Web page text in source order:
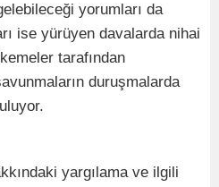
yorumları da
ise yürüyen davalarda nihai
tarafından
duruşmalarda
yargılama ve ilgili